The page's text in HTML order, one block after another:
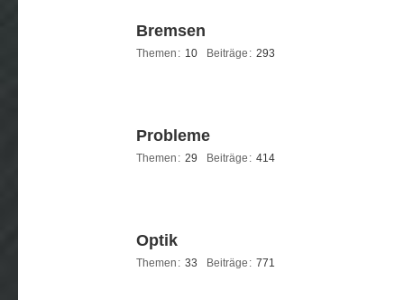
Bremsen
Themen 10 Beiträge 293
Probleme
Themen 29 Beiträge 414
Optik
Themen 33 Beiträge 771